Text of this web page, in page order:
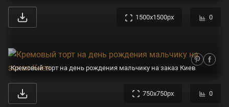
1500x1500px 0
Кремовый торт на день рождения мальчику на заказ Киев
750x750px 0